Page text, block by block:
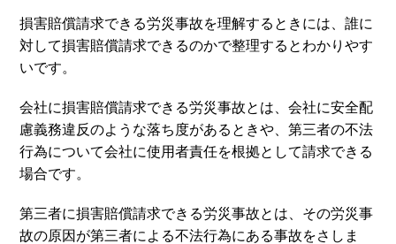
損害賠償請求できる労災事故を理解するときには、誰に
対して損害賠償請求できるのかで整理するとわかりやす
いです。
会社に損害賠償請求できる労災事故とは、会社に安全配
慮義務違反のような落ち度があるときや、第三者の不法
行為について会社に使用者責任を根拠として請求できる
場合です。
第三者に損害賠償請求できる労災事故とは、その労災事
故の原因が第三者による不法行為にある事故をさしま